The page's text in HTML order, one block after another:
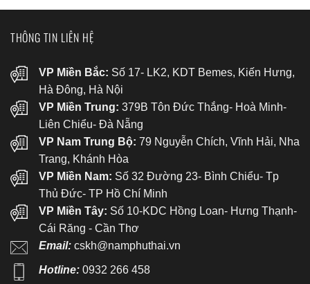
THÔNG TIN LIÊN HỆ
VP Miền Bắc: Số 17- LK2, KDT Bemes, Kiến Hưng,
Hà Đông, Hà Nội
VP Miền Trung: 379B Tôn Đức Thắng- Hoà Minh-
Liên Chiểu- Đà Nẵng
VP Nam Trung Bộ: 79 Nguyễn Chích, Vĩnh Hải, Nha
Trang, Khánh Hòa
VP Miền Nam: Số 32 Đường 23- Bình Chiểu- Tp
Thủ Đức- TP Hồ Chí Minh
VP Miền Tây: Số 10-KDC Hồng Loan- Hưng Thạnh-
Cái Răng - Cần Thơ
Email: cskh@namphuthai.vn
Hotline: 0932 266 458